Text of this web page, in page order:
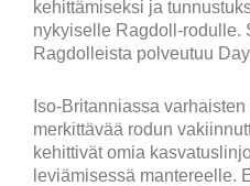
kehittämiseksi ja
nykyiselle Ragdoll-rodulle.
Ragdolleista polveutuu
Iso-Britanniassa
merkittävää rodun
kehittivät omia
leviämisessä mantereelle.